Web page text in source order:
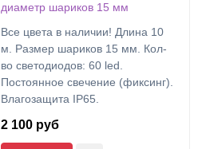
диаметр шариков 15 мм
Все цвета в наличии! Длина 10
м. Размер шариков 15 мм. Кол-
во светодиодов: 60 led.
Постоянное свечение (фиксинг).
Влагозащита IP65.
2 100 руб